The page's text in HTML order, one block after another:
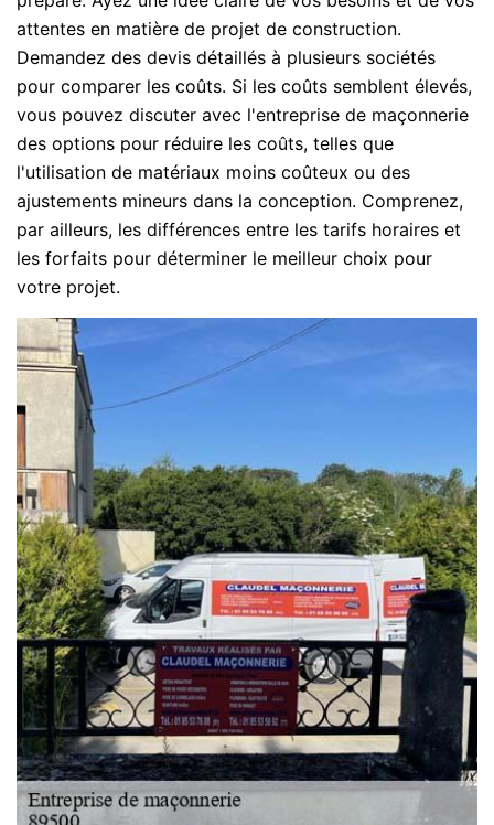
attentes en matière de projet de construction.
Demandez des devis détaillés à plusieurs sociétés
pour comparer les coûts. Si les coûts semblent élevés,
vous pouvez discuter avec l'entreprise de maçonnerie
des options pour réduire les coûts, telles que
l'utilisation de matériaux moins coûteux ou des
ajustements mineurs dans la conception. Comprenez,
par ailleurs, les différences entre les tarifs horaires et
les forfaits pour déterminer le meilleur choix pour
votre projet.